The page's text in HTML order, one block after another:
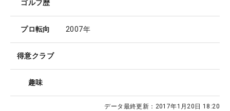
ゴルフ歴
プロ転向 2007年
得意クラブ
趣味
データ最終更新： 2017年1月20日 18:20